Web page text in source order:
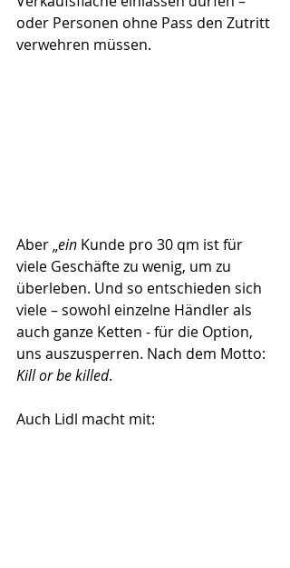
oder Personen ohne Pass den Zutritt
verwehren müssen.
Aber „ein Kunde pro 30 qm ist für
viele Geschäfte zu wenig, um zu
überleben. Und so entschieden sich
viele – sowohl einzelne Händler als
auch ganze Ketten - für die Option,
uns auszusperren. Nach dem Motto:
Kill or be killed.
Auch Lidl macht mit: